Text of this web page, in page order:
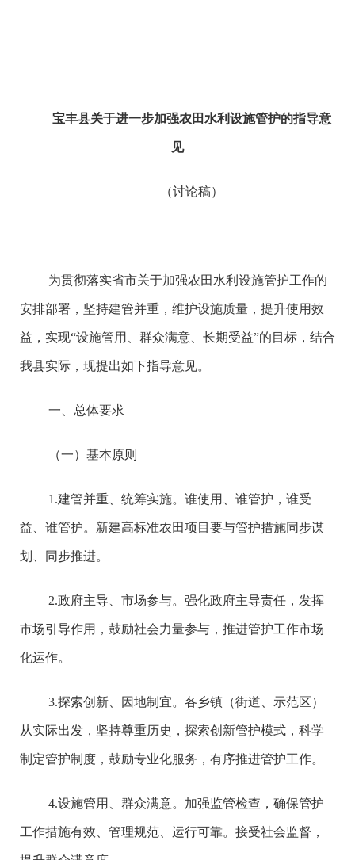
宝丰县关于进一步加强农田水利设施管护的指导意
见
（讨论稿）
为贯彻落实省市关于加强农田水利设施管护工作的
安排部署，坚持建管并重，维护设施质量，提升使用效
益，实现“设施管用、群众满意、长期受益”的目标，结合
我县实际，现提出如下指导意见。
一、总体要求
（一）基本原则
1.建管并重、统筹实施。谁使用、谁管护，谁受
益、谁管护。新建高标准农田项目要与管护措施同步谋
划、同步推进。
2.政府主导、市场参与。强化政府主导责任，发挥
市场引导作用，鼓励社会力量参与，推进管护工作市场
化运作。
3.探索创新、因地制宜。各乡镇（街道、示范区）
从实际出发，坚持尊重历史，探索创新管护模式，科学
制定管护制度，鼓励专业化服务，有序推进管护工作。
4.设施管用、群众满意。加强监管检查，确保管护
工作措施有效、管理规范、运行可靠。接受社会监督，